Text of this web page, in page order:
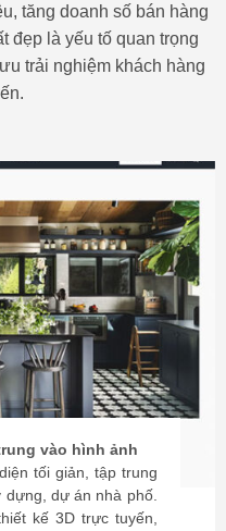
tăng doanh số bán hàng
đẹp là yếu tố quan trọng
trải nghiệm khách hàng
vào hình ảnh
tối giản, tập trung
dự án nhà phố.
kế 3D trực tuyến,